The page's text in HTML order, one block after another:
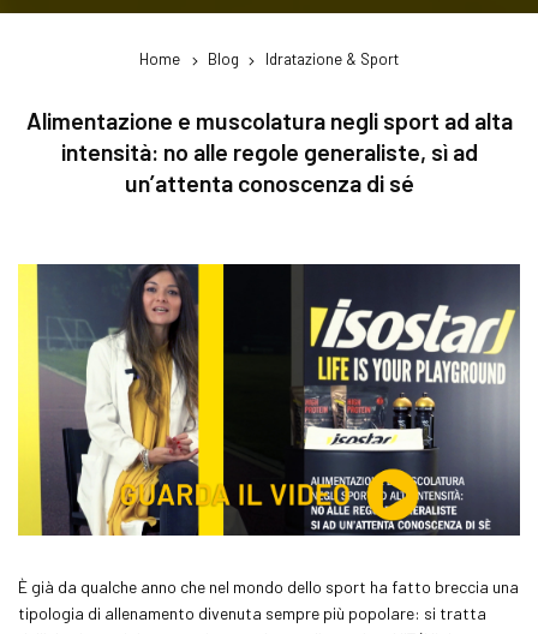
Home Blog Idratazione & Sport
Alimentazione e muscolatura negli sport ad alta
intensità: no alle regole generaliste, sì ad
un’attenta conoscenza di sé
È già da qualche anno che nel mondo dello sport ha fatto breccia una
tipologia di allenamento divenuta sempre più popolare: si tratta